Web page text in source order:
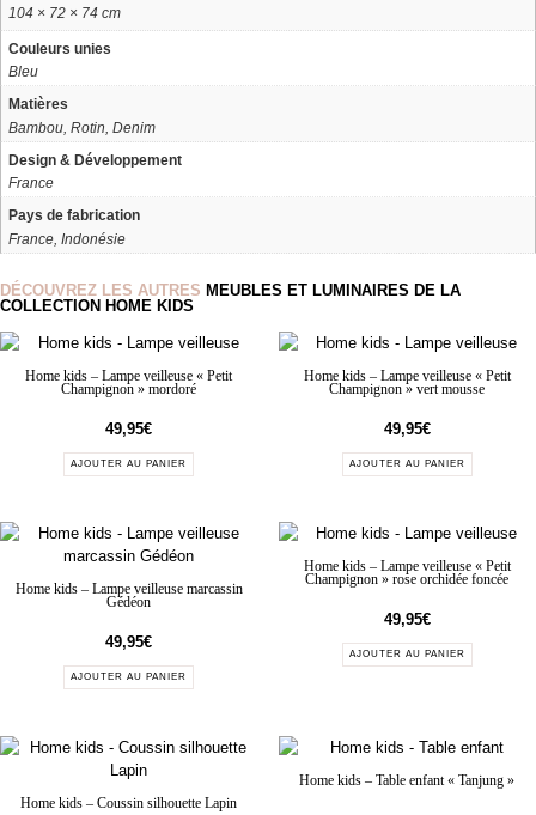
104 × 72 × 74 cm
Couleurs unies
Bleu
Matières
Bambou, Rotin, Denim
Design & Développement
France
Pays de fabrication
France, Indonésie
DÉCOUVREZ LES AUTRES MEUBLES ET LUMINAIRES DE LA
COLLECTION HOME KIDS
Home kids – Lampe veilleuse « Petit
Champignon » mordoré
49,95€
AJOUTER AU PANIER
Home kids – Lampe veilleuse « Petit
Champignon » vert mousse
49,95€
AJOUTER AU PANIER
Home kids – Lampe veilleuse marcassin
Gédéon
49,95€
AJOUTER AU PANIER
Home kids – Lampe veilleuse « Petit
Champignon » rose orchidée foncée
49,95€
AJOUTER AU PANIER
Home kids – Coussin silhouette Lapin
Home kids – Table enfant « Tanjung »